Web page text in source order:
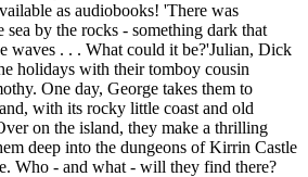
as audiobooks! 'There was
sea by the rocks - something dark that
waves . . . What could it be?'Julian, Dick
holidays with their tomboy cousin
One day, George takes them to
with its rocky little coast and old
on the island, they make a thrilling
deep into the dungeons of Kirrin Castle
Who - and what - will they find there?